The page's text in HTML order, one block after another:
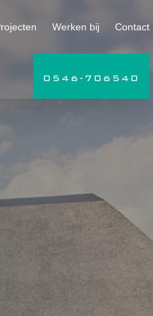
Werken bij Contact
0546-706540